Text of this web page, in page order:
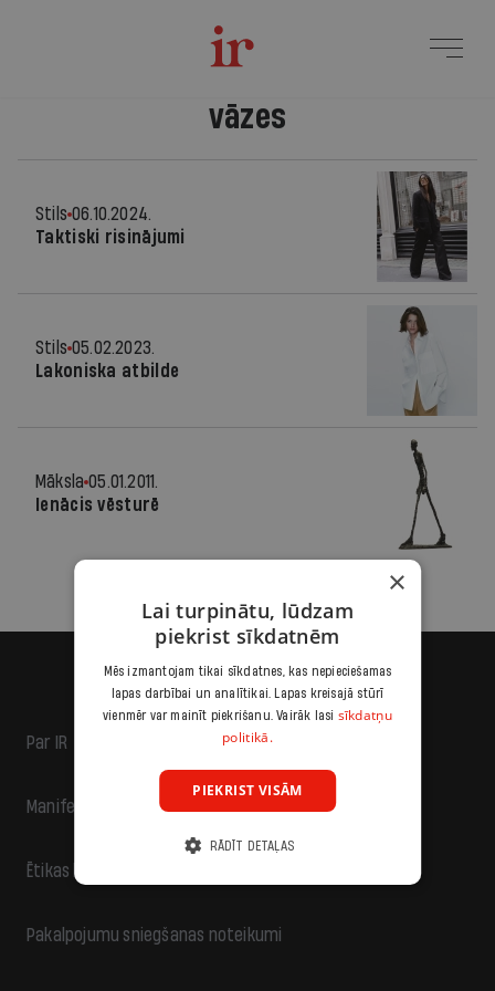
vāzes
Stils 06.10.2024.
Taktiski risinājumi
Stils 05.02.2023.
Lakoniska atbilde
Māksla 05.01.2011.
Ienācis vēsturē
Par IR
Manifests
Ētikas kodekss
Pakalpojumu sniegšanas noteikumi
×
Lai turpinātu, lūdzam
piekrist sīkdatnēm
Mēs izmantojam tikai sīkdatnes, kas nepieciešamas
lapas darbībai un analītikai. Lapas kreisajā stūrī
vienmēr var mainīt piekrišanu. Vairāk lasi sīkdatņu
politikā.
PIEKRIST VISĀM
RĀDĪT DETAĻAS